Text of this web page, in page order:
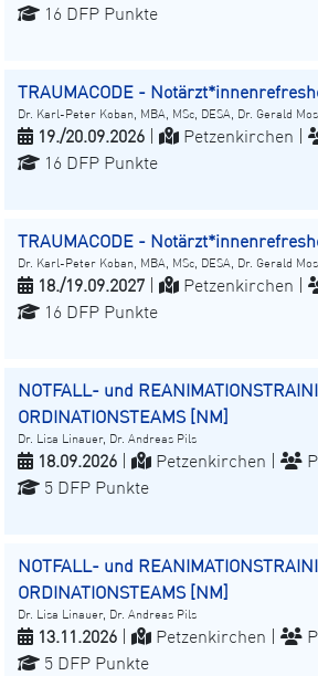
16 DFP Punkte
TRAUMACODE -
Dr. Karl-Peter Koban, MBA, MSc, DESA, Dr. Gerald
19./20.09.2026 Petzenkirchen |
16 DFP Punkte
TRAUMACODE -
Dr. Karl-Peter Koban, MBA, MSc, DESA, Dr. Gerald
18./19.09.2027 Petzenkirchen |
16 DFP Punkte
NOTFALL- und
ORDINATIONSTEAMS [NM]
Dr. Lisa Linauer, Dr. Andreas Pils
18.09.2026 Petzenkirchen |
5 DFP Punkte
NOTFALL- und
ORDINATIONSTEAMS [NM]
Dr. Lisa Linauer, Dr. Andreas Pils
13.11.2026 Petzenkirchen |
5 DFP Punkte